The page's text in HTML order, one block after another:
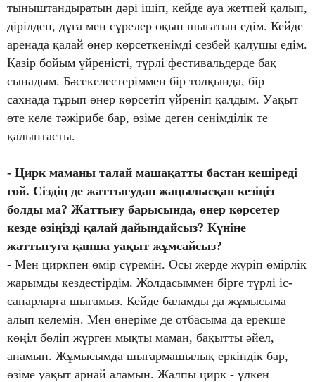
тыныштандыратын дәрі ішіп, кейде ауа жетпей қалып,
дірілдеп, дұға мен сүрелер оқып шығатын едім. Кейде
аренада қалай өнер көрсеткенімді сезбей қалушы едім.
Қазір бойым үйреністі, түрлі фестивальдерде бақ
сынадым. Бәсекелестеріммен бір толқында, бір
сахнада тұрып өнер көрсетіп үйреніп қалдым. Уақыт
өте келе тәжірибе бар, өзіме деген сенімділік те
қалыптасты.
- Цирк маманы талай машақатты бастан кешіреді
ғой. Сіздің де жаттығудан жаңылысқан кезіңіз
болды ма? Жаттығу барысында, өнер көрсетер
кезде өзіңізді қалай дайындайсыз? Күніне
жаттығуға қанша уақыт жұмсайсыз?
- Мен циркпен өмір сүремін. Осы жерде жүріп өмірлік
жарымды кездестірдім. Жолдасыммен бірге түрлі іс-
сапарларға шығамыз. Кейде баламды да жұмысыма
алып келемін. Мен өнеріме де отбасыма да ерекше
көңіл бөліп жүрген мықты маман, бақытты әйел,
анамын. Жұмысымда шығармашылық еркіндік бар,
өзіме уақыт арнай аламын. Жалпы цирк - үлкен